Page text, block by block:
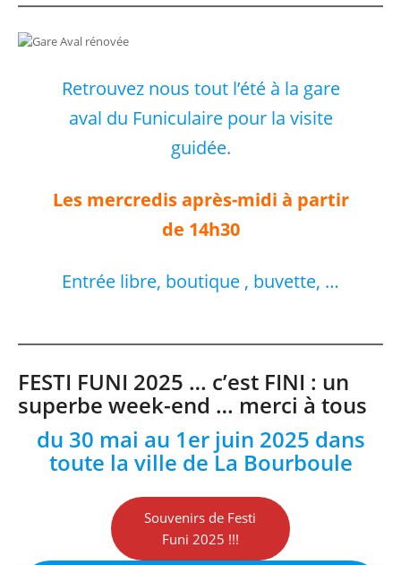
Retrouvez nous tout l’été à la gare
aval du Funiculaire pour la visite
guidée.
Les mercredis après-midi à partir
de 14h30
Entrée libre, boutique , buvette, …
FESTI FUNI 2025 … c’est FINI : un
superbe week-end … merci à tous
du 30 mai au 1er juin 2025 dans
toute la ville de La Bourboule
Souvenirs de Festi
Funi 2025 !!!